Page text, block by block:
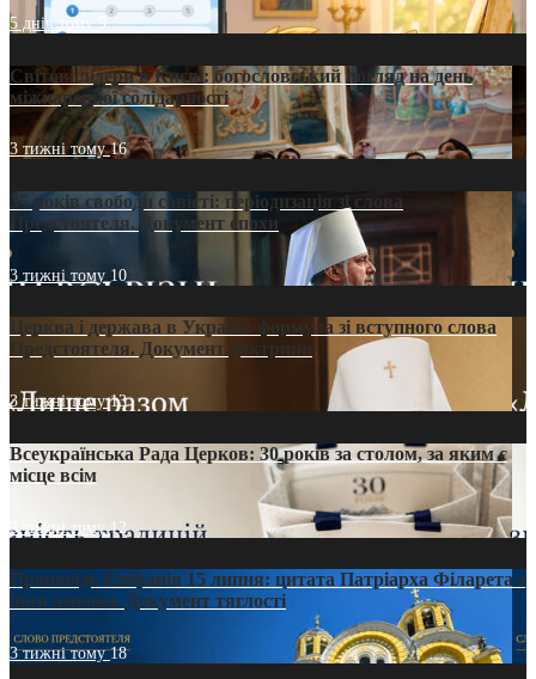
5 днів тому9
Світові лідери в Києві: богословський погляд на день
міжнародної солідарності
3 тижні тому16
35 років свободи совісті: періодизація зі слова
Предстоятеля. Документ епохи
3 тижні тому 10
Церква і держава в Україні: формула зі вступного слова
Предстоятеля. Документ доктрини
3 тижні тому13
Всеукраїнська Рада Церков: 30 років за столом, за яким є
місце всім
3 тижні тому12
Проповідь Епіфанія 15 липня: цитата Патріарха Філарета з
його амвона. Документ тяглості
3 тижні тому18